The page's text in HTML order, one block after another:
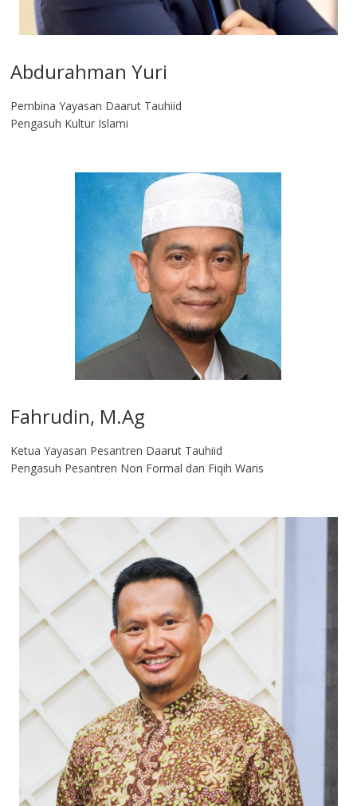
Abdurahman Yuri
Pembina Yayasan Daarut Tauhiid
Pengasuh Kultur Islami
Fahrudin, M.Ag​
Ketua Yayasan Pesantren Daarut Tauhiid
Pengasuh Pesantren Non Formal dan Fiqih Waris